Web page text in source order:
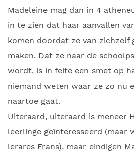
Madeleine mag dan in 4
in te zien dat haar aanvallen
komen doordat ze van zichzelf
maken. Dat ze naar de
wordt, is in feite een smet op
niemand weten waar ze zo nu
naartoe gaat.
Uiteraard, uiteraard is meneer
leerlinge geïnteresseerd (maar
lerares Frans), maar eindigen